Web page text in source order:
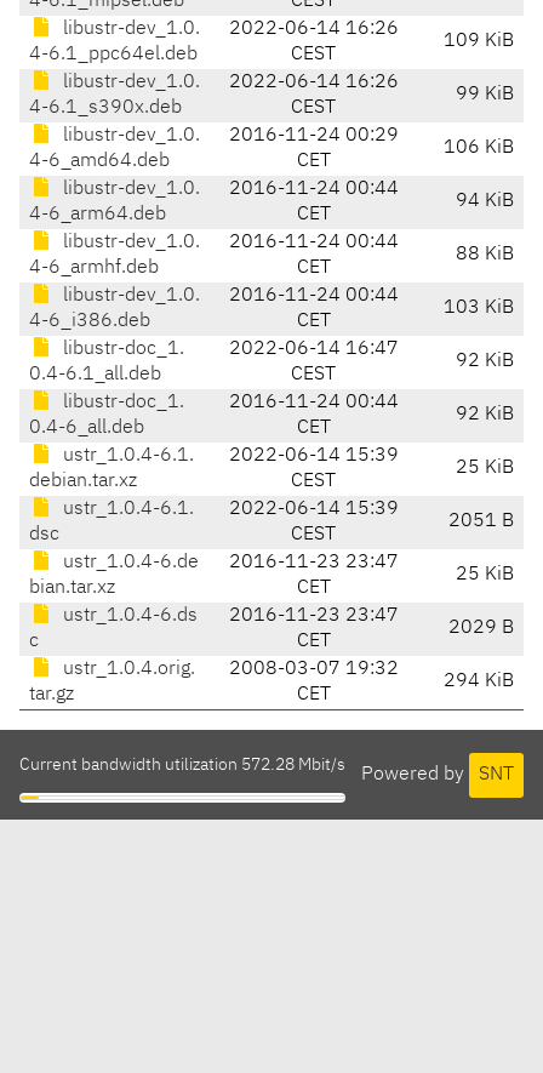
libustr-dev_1.0.
4-6.1_ppc64el.deb
2022-06-14 16:26
CEST
109 KiB
libustr-dev_1.0.
4-6.1_s390x.deb
2022-06-14 16:26
CEST
99 KiB
libustr-dev_1.0.
4-6_amd64.deb
2016-11-24 00:29
CET
106 KiB
libustr-dev_1.0.
4-6_arm64.deb
2016-11-24 00:44
CET
94 KiB
libustr-dev_1.0.
4-6_armhf.deb
2016-11-24 00:44
CET
88 KiB
libustr-dev_1.0.
4-6_i386.deb
2016-11-24 00:44
CET
103 KiB
libustr-doc_1.
0.4-6.1_all.deb
2022-06-14 16:47
CEST
92 KiB
libustr-doc_1.
0.4-6_all.deb
2016-11-24 00:44
CET
92 KiB
ustr_1.0.4-6.1.
debian.tar.xz
2022-06-14 15:39
CEST
25 KiB
ustr_1.0.4-6.1.
dsc
2022-06-14 15:39
CEST
2051 B
ustr_1.0.4-6.de
bian.tar.xz
2016-11-23 23:47
CET
25 KiB
ustr_1.0.4-6.ds
c
2016-11-23 23:47
CET
2029 B
ustr_1.0.4.orig.
tar.gz
2008-03-07 19:32
CET
294 KiB
Powered by SNT
Current bandwidth utilization 572.28 Mbit/s